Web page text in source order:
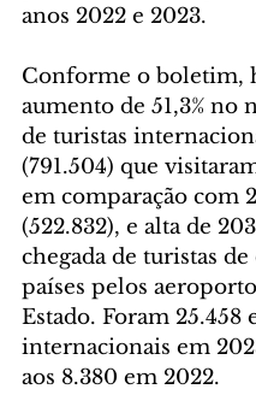
anos 2022 e 2023.
Conforme o boletim,
aumento de 51,3% no
de turistas
(791.504) que
em comparação com
(522.832), e alta de
chegada de turistas
países pelos
Estado. Foram 25.458
internacionais em
aos 8.380 em 2022.